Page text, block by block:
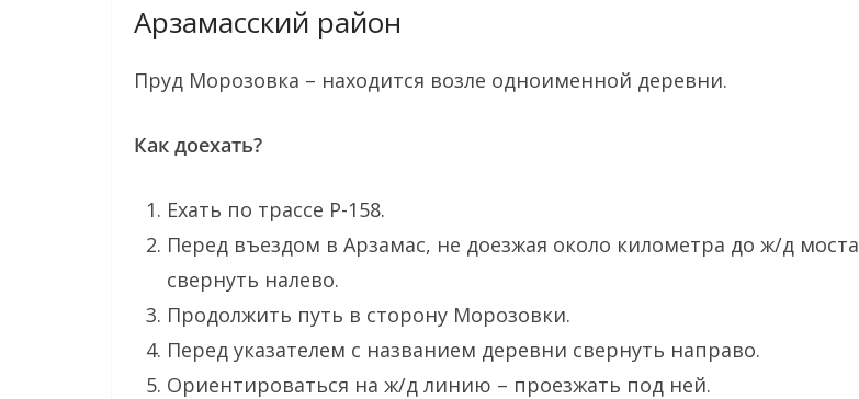
Арзамасский район
Пруд Морозовка – находится возле одноименной деревни.
Как доехать?
Ехать по трассе Р-158.
Перед въездом в Арзамас, не доезжая около километра до ж/д моста
свернуть налево.
Продолжить путь в сторону Морозовки.
Перед указателем с названием деревни свернуть направо.
Ориентироваться на ж/д линию – проезжать под ней.